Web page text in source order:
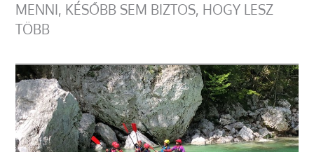
MENNI, KÉSŐBB SEM BIZTOS, HOGY LESZ
TÖBB